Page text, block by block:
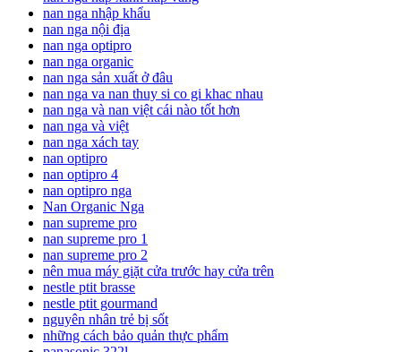
nan nga nhập khẩu
nan nga nội địa
nan nga optipro
nan nga organic
nan nga sản xuất ở đâu
nan nga va nan thuy si co gi khac nhau
nan nga và nan việt cái nào tốt hơn
nan nga và việt
nan nga xách tay
nan optipro
nan optipro 4
nan optipro nga
Nan Organic Nga
nan supreme pro
nan supreme pro 1
nan supreme pro 2
nên mua máy giặt cửa trước hay cửa trên
nestle ptit brasse
nestle ptit gourmand
nguyên nhân trẻ bị sốt
những cách bảo quản thực phẩm